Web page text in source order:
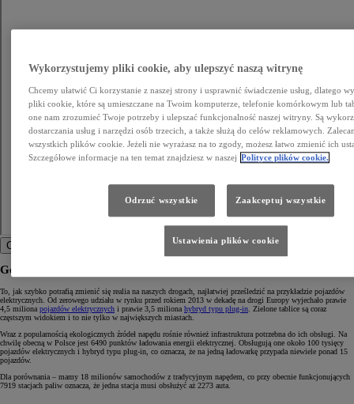
Click to play video
Gdzie tankować wodór w Polsce?
To, jak szybko potrafią zmienić się realia na naszych drogach, najłatwiej prześledzić na przykładzie pojazdów
elektrycznych. Od zerowego udziału w rynku przed rokiem 2013 w dekadę na drogi Europy wyjechało prawie
4,5 miliona pojazdów elektrycznych i prawie 3,5 miliona hybryd typu plug-in . Zielone tablice są coraz
częstszym widokiem i to nie tylko w największych miastach.
Wraz z popularnością ekologicznych źródeł napędu rośnie również infrastruktura potrzebna do ich obsługi. Na
chwilę obecną w Polsce jest 6490 punktów ładowania energii elektrycznej. Obsługują one około 100 tysięcy
pojazdów elektrycznych i hybryd typu plug-in, co oznacza, że na jedną ładowarkę przypada niewiele ponad 15
pojazdów.
Dla porównania – mamy 18 milionów samochodów z tradycyjnym napędem, co przy obecnie funkcjonujących
7919 stacjach paliw oznacza, że jedna stacja musi obsłużyć aż 2273 auta.
Wykorzystujemy pliki cookie, aby ulepszyć naszą witrynę
Chcemy ułatwić Ci korzystanie z naszej strony i usprawnić świadczenie usług, dlatego
pliki cookie, które są umieszczane na Twoim komputerze, telefonie komórkowym lub
one nam zrozumieć Twoje potrzeby i ulepszać funkcjonalność naszej witryny. Są
dostarczania usług i narzędzi osób trzecich, a także służą do celów reklamowych.
wszystkich plików cookie. Jeżeli nie wyrażasz na to zgody, możesz łatwo zmienić ich
Szczegółowe informacje na ten temat znajdziesz w naszej Polityce plików cookie.
Odrzuć wszystkie Zaakceptuj wszystkie
Ustawienia plików cookie